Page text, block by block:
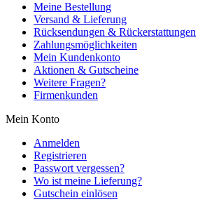
Meine Bestellung
Versand & Lieferung
Rücksendungen & Rückerstattungen
Zahlungsmöglichkeiten
Mein Kundenkonto
Aktionen & Gutscheine
Weitere Fragen?
Firmenkunden
Mein Konto
Anmelden
Registrieren
Passwort vergessen?
Wo ist meine Lieferung?
Gutschein einlösen